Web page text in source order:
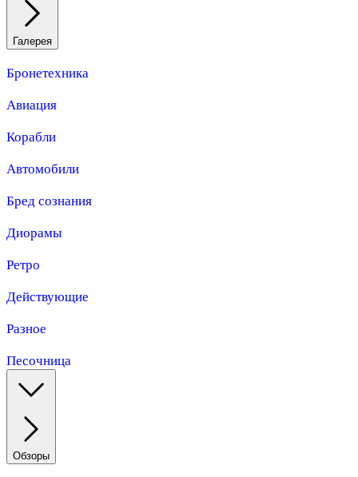
Галерея
Бронетехника
Авиация
Корабли
Автомобили
Бред сознания
Диорамы
Ретро
Действующие
Разное
Песочница
Обзоры